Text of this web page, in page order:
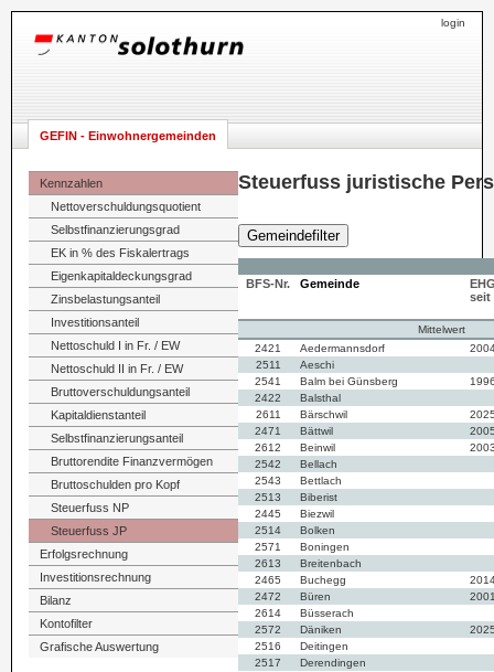
login
GEFIN - Einwohnergemeinden
Kennzahlen
Nettoverschuldungsquotient
Selbstfinanzierungsgrad
EK in % des Fiskalertrags
Eigenkapitaldeckungsgrad
Zinsbelastungsanteil
Investitionsanteil
Nettoschuld I in Fr. / EW
Nettoschuld II in Fr. / EW
Bruttoverschuldungsanteil
Kapitaldienstanteil
Selbstfinanzierungsanteil
Bruttorendite Finanzvermögen
Bruttoschulden pro Kopf
Steuerfuss NP
Steuerfuss JP
Erfolgsrechnung
Investitionsrechnung
Bilanz
Kontofilter
Grafische Auswertung
Steuerfuss juristische
Gemeindefilter
BFS-Nr. Gemeinde
seit
Mittelwert
2421
Aedermannsdorf
2511
Aeschi
2541
Balm bei Günsberg
2422
Balsthal
2611
Bärschwil
2471
Bättwil
2612
Beinwil
2542
Bellach
2543
Bettlach
2513
Biberist
2445
Biezwil
2514
Bolken
2571
Boningen
2613
Breitenbach
2465
Buchegg
2472
Büren
2614
Büsserach
2572
Däniken
2516
Deitingen
2517
Derendingen